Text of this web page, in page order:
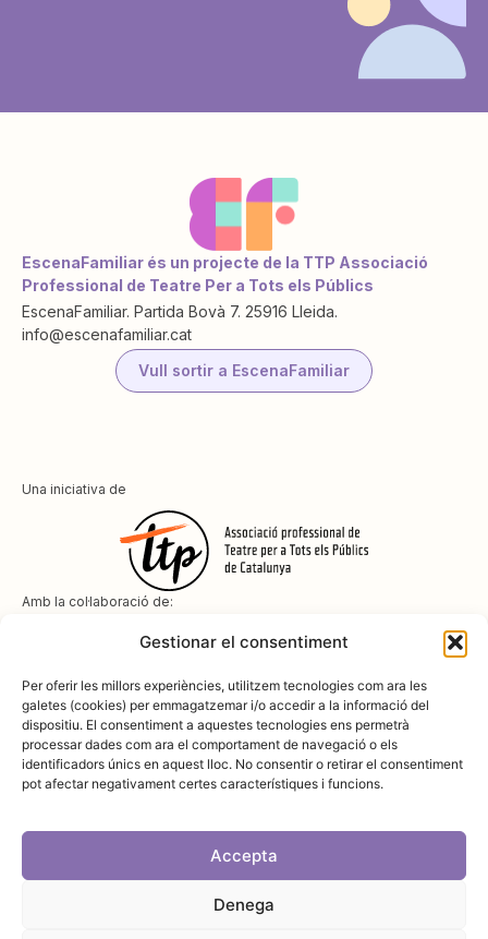
Gestionar el consentiment
Per oferir les millors experiències, utilitzem tecnologies com ara les
galetes (cookies) per emmagatzemar i/o accedir a la informació del
dispositiu. El consentiment a aquestes tecnologies ens permetrà
processar dades com ara el comportament de navegació o els
identificadors únics en aquest lloc. No consentir o retirar el consentiment
pot afectar negativament certes característiques i funcions.
Accepta
Denega
EscenaFamiliar és un projecte de la TTP Associació
Professional de Teatre Per a Tots els Públics
EscenaFamiliar. Partida Bovà 7. 25916 Lleida.
info@escenafamiliar.cat
Vull sortir a EscenaFamiliar
Una iniciativa de
Amb la col·laboració de:
Amb el suport de